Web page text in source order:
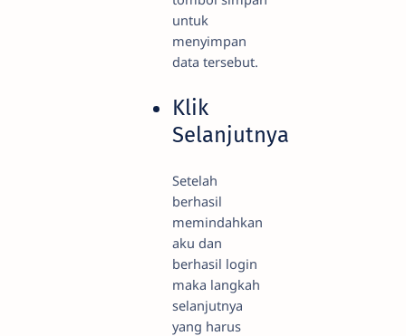
untuk
menyimpan
data tersebut.
Klik
Selanjutnya
Setelah
berhasil
memindahkan
aku dan
berhasil login
maka langkah
selanjutnya
yang harus